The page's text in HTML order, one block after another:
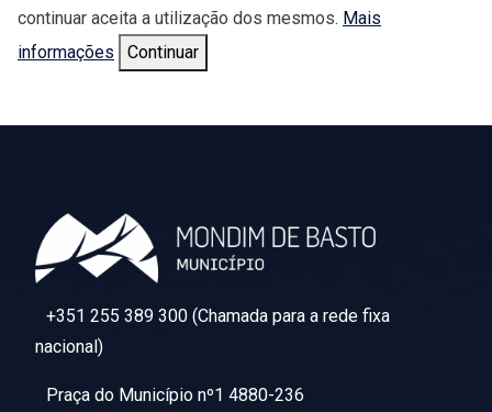
continuar aceita a utilização dos mesmos. Mais
informações
Continuar
+351 255 389 300 (Chamada para a rede fixa
nacional)
Praça do Município nº1 4880-236